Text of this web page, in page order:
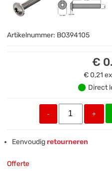
Artikelnummer: BO394105
€
€ 0,21
Direct
- +
Eenvoudigretourneren
Offerte